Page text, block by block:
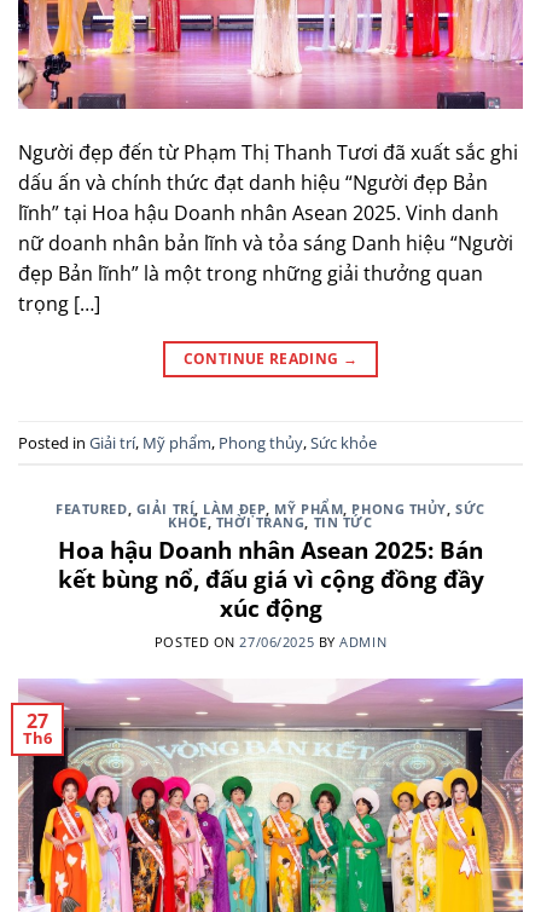
Người đẹp đến từ Phạm Thị Thanh Tươi đã xuất sắc ghi
dấu ấn và chính thức đạt danh hiệu “Người đẹp Bản
lĩnh” tại Hoa hậu Doanh nhân Asean 2025. Vinh danh
nữ doanh nhân bản lĩnh và tỏa sáng Danh hiệu “Người
đẹp Bản lĩnh” là một trong những giải thưởng quan
trọng […]
CONTINUE READING →
Posted in Giải trí, Mỹ phẩm, Phong thủy,Sức khỏe
FEATURED, GIẢI TRÍ, LÀM ĐẸP, MỸ PHẨM, PHONG THỦY,SỨC
KHỎE, THỜI TRANG, TIN TỨC
Hoa hậu Doanh nhân Asean 2025: Bán
kết bùng nổ, đấu giá vì cộng đồng đầy
xúc động
POSTED ON27/06/2025 BYADMIN
27
Th6